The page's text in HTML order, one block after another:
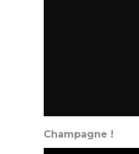
Champagne !